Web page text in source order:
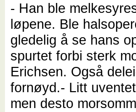
- Han ble
løpene. Ble
gledelig å se hans
spurtet forbi sterk
Erichsen. Også
fornøyd.- Litt
men desto